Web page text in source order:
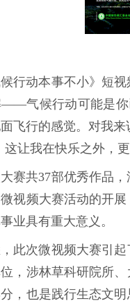
候行动本事不小》短
气候行动可能是你
飞行的感觉。对我
这让我在快乐之外，
赛共37部优秀作品
视频大赛活动的开
业具有重大意义。
此次微视频大赛引
，涉林草科研院所
，也是践行生态文